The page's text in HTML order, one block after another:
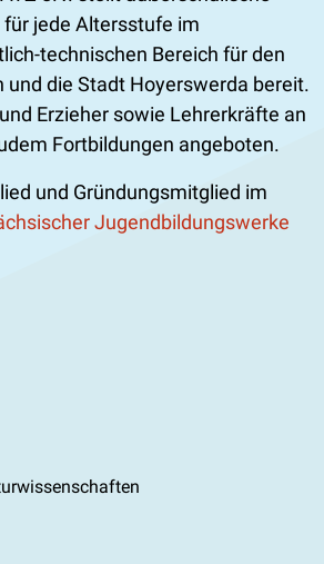
jede Altersstufe im
technischen Bereich für den
und die Stadt Hoyerswerda bereit.
Erzieher sowie Lehrerkräfte an
Fortbildungen angeboten.
und Gründungsmitglied im
Jugendbildungswerke